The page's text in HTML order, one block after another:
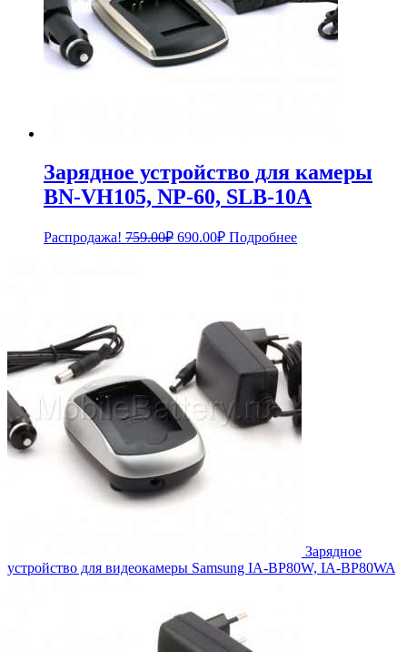
Зарядное устройство для камеры
BN-VH105, NP-60, SLB-10A
Распродажа! 759.00₽ Первоначальная
690.00₽Текущая
Подробнее
Зарядное
устройство для видеокамеры Samsung IA-BP80W, IA-BP80WA